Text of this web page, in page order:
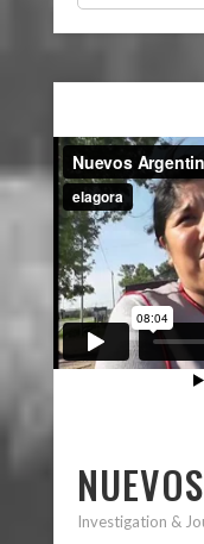
Investigation &